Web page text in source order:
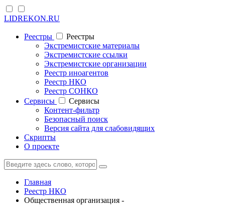
LIDREKON.RU
Реестры
Реестры
Экстремистские материалы
Экстремистские ссылки
Экстремистские организации
Реестр иноагентов
Реестр НКО
Реестр СОНКО
Cервисы
Cервисы
Контент-фильтр
Безопасный поиск
Версия сайта для слабовидящих
Скрипты
О проекте
Главная
Реестр НКО
Общественная организация -